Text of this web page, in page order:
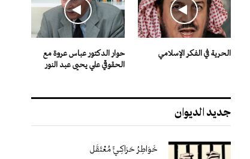
الحرية في الفكر الإسلامي
حوار الدكتور عباس عروة مع
الحقوقي علي يحيى عبد النور
جديد الديوان
خَوَاطِرُ حَرَاكِـيٍّ مُعْتَقَل